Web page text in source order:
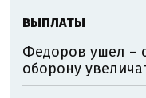
ВЫПЛАТЫ
Федоров ушел –
оборону